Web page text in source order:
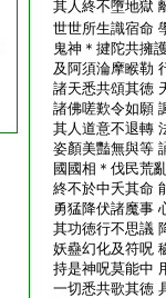
其人終不墮地獄
世世所生識宿命
鬼神＊揵陀共擁
及阿須淪摩睺勒
諸天悉共頌其徳
諸佛嗟歎令如願
其人道意不退轉
姿顏美豔無與等
國國相＊伐民荒
終不於中夭其命
勇猛降伏諸魔事
其功徳行不思議
妖蠱幻化及符呪
持是神呪莫能中
一切悉共歌其徳